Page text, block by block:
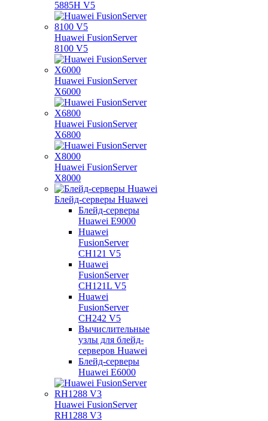
5885H V5
Huawei FusionServer
8100 V5
Huawei FusionServer
X6000
Huawei FusionServer
X6800
Huawei FusionServer
X8000
Блейд-серверы Huawei
Блейд-серверы
Huawei E9000
Huawei
FusionServer
CH121 V5
Huawei
FusionServer
CH121L V5
Huawei
FusionServer
CH242 V5
Вычислительные
узлы для блейд-
серверов Huawei
Блейд-серверы
Huawei E6000
Huawei FusionServer
RH1288 V3